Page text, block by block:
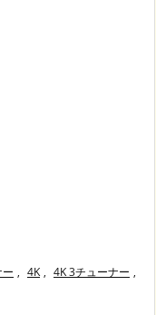
, 4K , 4K 3チューナー ,